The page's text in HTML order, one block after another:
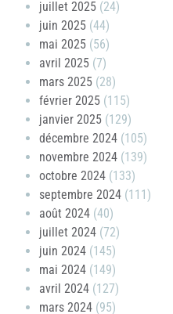
juillet 2025 (24)
juin 2025 (44)
mai 2025 (56)
avril 2025 (7)
mars 2025 (28)
février 2025 (115)
janvier 2025 (129)
décembre 2024 (105)
novembre 2024 (139)
octobre 2024 (133)
septembre 2024 (111)
août 2024 (40)
juillet 2024 (72)
juin 2024 (145)
mai 2024 (149)
avril 2024 (127)
mars 2024 (95)